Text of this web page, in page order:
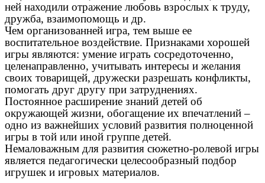
ней находили отражение любовь взрослых к труду,
дружба, взаимопомощь и др.
Чем организованней игра, тем выше ее
воспитательное воздействие. Признаками хорошей
игры являются: умение играть сосредоточенно,
целенаправленно, учитывать интересы и желания
своих товарищей, дружески разрешать конфликты,
помогать друг другу при затруднениях.
Постоянное расширение знаний детей об
окружающей жизни, обогащение их впечатлений –
одно из важнейших условий развития полноценной
игры в той или иной группе детей.
Немаловажным для развития сюжетно-ролевой игры
является педагогически целесообразный подбор
игрушек и игровых материалов.